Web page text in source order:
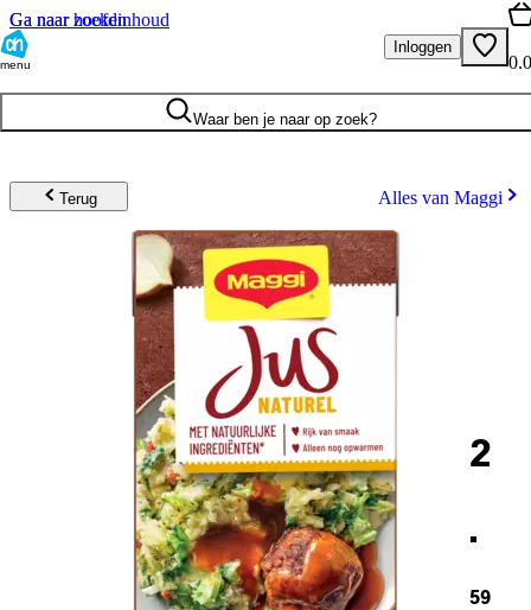
Ga naar hoofdinhoud
Ga naar zoeken
menu
Inloggen
Waar ben je naar op zoek?
Terug Alles van Maggi
2
.
59